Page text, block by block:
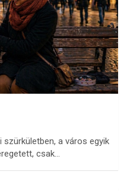
a város egyik
csak…